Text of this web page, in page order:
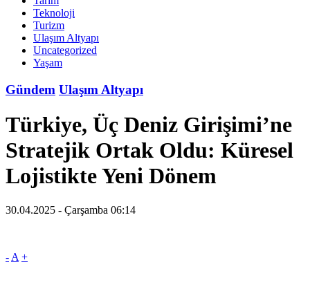
Teknoloji
Turizm
Ulaşım Altyapı
Uncategorized
Yaşam
Gündem Ulaşım Altyapı
Türkiye, Üç Deniz Girişimi’ne
Stratejik Ortak Oldu: Küresel
Lojistikte Yeni Dönem
30.04.2025 - Çarşamba 06:14
- A +